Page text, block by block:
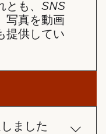
とも、SNS
写真を動画
提供してい
動画のように動か
ました